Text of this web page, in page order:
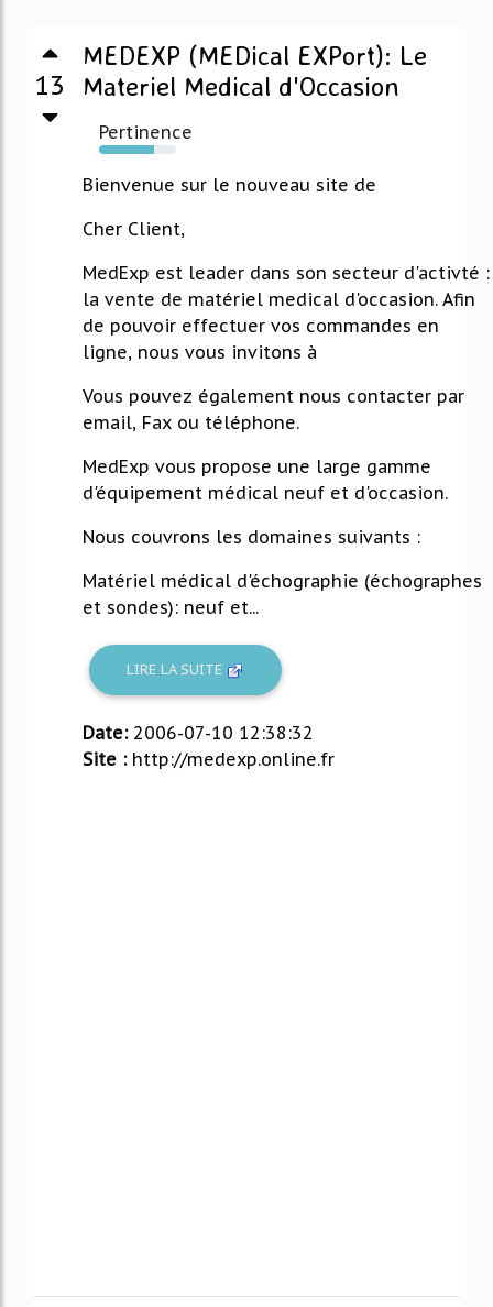
13
MEDEXP (MEDical EXPort): Le
Materiel Medical d'Occasion
Pertinence
72%
Bienvenue sur le nouveau site de
Cher Client,
MedExp est leader dans son secteur d'activté :
la vente de matériel medical d'occasion. Afin
de pouvoir effectuer vos commandes en
ligne, nous vous invitons à
Vous pouvez également nous contacter par
email, Fax ou téléphone.
MedExp vous propose une large gamme
d'équipement médical neuf et d'occasion.
Nous couvrons les domaines suivants :
Matériel médical d'échographie (échographes
et sondes): neuf et...
LIRE LA SUITE
Date: 2006-07-10 12:38:32
Site : http://medexp.online.fr